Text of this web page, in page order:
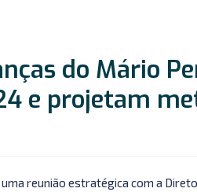
do Mário
e projetam
reunião estratégica com a